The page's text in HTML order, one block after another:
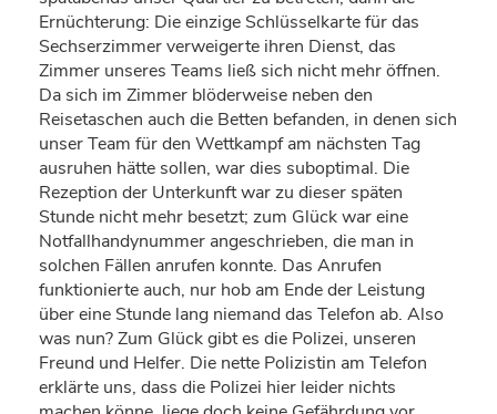
Ernüchterung: Die einzige Schlüsselkarte für das
Sechserzimmer verweigerte ihren Dienst, das
Zimmer unseres Teams ließ sich nicht mehr öffnen.
Da sich im Zimmer blöderweise neben den
Reisetaschen auch die Betten befanden, in denen sich
unser Team für den Wettkampf am nächsten Tag
ausruhen hätte sollen, war dies suboptimal. Die
Rezeption der Unterkunft war zu dieser späten
Stunde nicht mehr besetzt; zum Glück war eine
Notfallhandynummer angeschrieben, die man in
solchen Fällen anrufen konnte. Das Anrufen
funktionierte auch, nur hob am Ende der Leistung
über eine Stunde lang niemand das Telefon ab. Also
was nun? Zum Glück gibt es die Polizei, unseren
Freund und Helfer. Die nette Polizistin am Telefon
erklärte uns, dass die Polizei hier leider nichts